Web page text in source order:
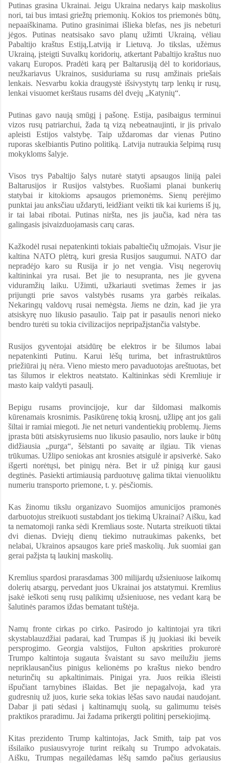
Putinas grasina Ukrainai. Jeigu Ukraina nedarys kaip maskolius
nori, tai bus imtasi griežtų priemonių. Kokios tos priemonės būtų,
nepaaiškinama. Putino grasinimai išlieka blefas, nes jis nebeturi
jėgos. Putinas neatsisako savo planų užimti Ukrainą, vėliau
Pabaltijo kraštus Estiją,Latviją ir Lietuvą. Jo tikslas, užėmus
Ukrainą, įsteigti Suvalkų koridorių, atkertant Pabaltijo kraštus nuo
vakarų Europos. Pradėti karą per Baltarusiją dėl to koridoriaus,
neužkariavus Ukrainos, susiduriama su rusų amžinais priešais
lenkais. Nesvarbu kokia draugystė išsivystytų tarp lenkų ir rusų,
lenkai visuomet kerštaus rusams dėl dvejų „Katynių“.
Putinas gavo naują smūgį į pašonę. Estija, pasibaigus terminui
vizos rusų patriarchui, žada tą vizą nebeatnaujinti, ir jis privalo
apleisti Estijos valstybę. Taip uždaromas dar vienas Putino
ruporas skelbiantis Putino politiką. Latvija nutraukia šelpimą rusų
mokykloms šalyje.
Visos trys Pabaltijo šalys nutarė statyti apsaugos liniją palei
Baltarusijos ir Rusijos valstybes. Ruošiami planai bunkerių
statybai ir kitokioms apsaugos priemonėms. Sienų perėjimo
punktai jau anksčiau uždaryti, leidžiant veikti tik kai kuriems iš jų,
ir tai labai ribotai. Putinas niršta, nes jis jaučia, kad nėra tas
galingasis įsivaizduojamasis carų caras.
Kažkodėl rusai nepatenkinti tokiais pabaltiečių užmojais. Visur jie
kaltina NATO plėtrą, kuri gresia Rusijos saugumui. NATO dar
nepradėjo karo su Rusija ir jo net vengia. Visų negerovių
kaltininkai yra rusai. Bet jie to nesupranta, nes jie gyvena
viduramžių laiku. Užimti, užkariauti svetimas žemes ir jas
prijungti prie savos valstybės rusams yra garbės reikalas.
Nekaringų valdovų rusai nemėgsta. Jiems ne dzin, kad jie yra
atsiskyrę nuo likusio pasaulio. Taip pat ir pasaulis nenori nieko
bendro turėti su tokia civilizacijos nepripažįstančia valstybe.
Rusijos gyventojai atsidūrę be elektros ir be šilumos labai
nepatenkinti Putinu. Karui lėšų turima, bet infrastruktūros
priežiūrai jų nėra. Vieno miesto mero pavaduotojas areštuotas, bet
tas šilumos ir elektros neatstato. Kaltininkas sėdi Kremliuje ir
masto kaip valdyti pasaulį.
Bepigu rusams provincijoje, kur dar šildomasi malkomis
kūrenamais krosnimis. Pasikūrenę tokią krosnį, užlipę ant jos gali
šiltai ir ramiai miegoti. Jie net neturi vandentiekių problemų. Jiems
įprasta būti atsiskyrusiems nuo likusio pasaulio, nors lauke ir būtų
didžiausia „purga“, šėlstanti po savaitę ar ilgiau. Tik vienas
trūkumas. Užlipo seniokas ant krosnies atsigulė ir apsiverkė. Sako
išgerti norėtųsi, bet pinigų nėra. Bet ir už pinigą kur gausi
degtinės. Pasiekti artimiausią parduotuvę galima tiktai vienuoliktu
numeriu transporto priemone, t. y. pėsčiomis.
Kas žinomu tikslu organizavo Suomijos amunicijos pramonės
darbuotojus streikuoti sustabdant jos tiekimą Ukrainai? Aišku, kad
ta nematomoji ranka sėdi Kremliaus soste. Nutarta streikuoti tiktai
dvi dienas. Dviejų dienų tiekimo nutraukimas pakenks, bet
nelabai, Ukrainos apsaugos kare prieš maskolių. Juk suomiai gan
gerai pažįsta tą laukinį maskolių.
Kremlius spardosi prarasdamas 300 milijardų užsieniuose laikomų
dolerių atsargų, pervedant juos Ukrainai jos atstatymui. Kremlius
įsakė ieškoti senų rusų palikimų užsieniuose, nes vedant karą be
šalutinės paramos iždas bematant tuštėja.
Namų fronte cirkas po cirko. Pasirodo jo kaltintojai yra tikri
skystablauzdžiai padarai, kad Trumpas iš jų juokiasi iki beveik
persprogimo. Georgia valstijos, Fulton apskrities prokurorė
Trumpo kaltintoja sugauta švaistant su savo meilužiu jiems
nepriklausančius pinigus kelionėms po kraštus nieko bendro
neturinčių su apkaltinimais. Pinigai yra. Juos reikia išleisti
išpučiant tarnybines išlaidas. Bet jie nepagalvoja, kad yra
gudresnių už juos, kurie seka tokias lėšas savo naudai naudojant.
Dabar ji pati sėdasi į kaltinamųjų suolą, su galimumu teisės
praktikos praradimu. Jai žadama prikergti politinį persekiojimą.
Kitas prezidento Trump kaltintojas, Jack Smith, taip pat vos
išsilaiko pusiausvyroje turint reikalų su Trumpo advokatais.
Aišku, Trumpas negailėdamas lėšų samdo pačius geriausius